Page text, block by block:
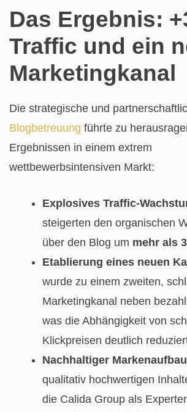
Das Ergebnis:
Traffic und ein
Marketingkanal
Die strategische und
Blogbetreuung führte zu
Ergebnissen in einem extrem
wettbewerbsintensiven Markt:
Explosives Traffic-
steigerten den organischen
über den Blog um mehr als
Etablierung eines neuen
wurde zu einem zweiten,
Marketingkanal neben
was die Abhängigkeit von
Klickpreisen deutlich
Nachhaltiger
qualitativ hochwertigen
die Calida Group als